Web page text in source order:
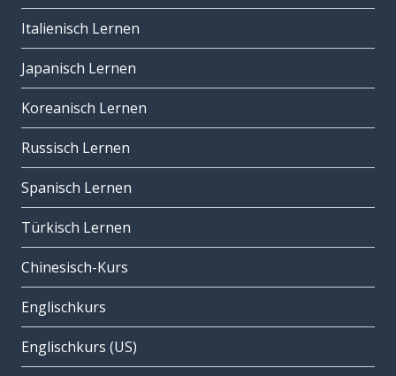
Italienisch Lernen
Japanisch Lernen
Koreanisch Lernen
Russisch Lernen
Spanisch Lernen
Türkisch Lernen
Chinesisch-Kurs
Englischkurs
Englischkurs (US)